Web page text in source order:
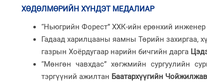
ХӨДӨЛМӨРИЙН ХҮНДЭТ МЕДАЛИАР
“Ньюгрийн Форест” ХХК-ийн ерөнхий инженер
Гадаад харилцааны яамны Төрийн захиргаа,
газрын Хоёрдугаар нарийн бичгийн дарга
“Мөнгөн чавхдас” хөгжмийн сургуулийн
тэргүүний ажилтан Баатархүүгийн Чойжилжав